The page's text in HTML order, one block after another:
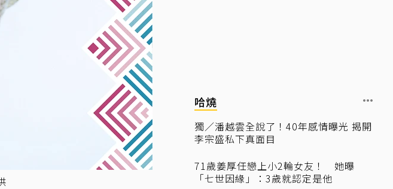
哈燒
獨／潘越雲全說了！40年感情曝光 揭開
李宗盛私下真面目
71歲姜厚任戀上小2輪女友！ 她曝
「七世因緣」：3歲就認定是他